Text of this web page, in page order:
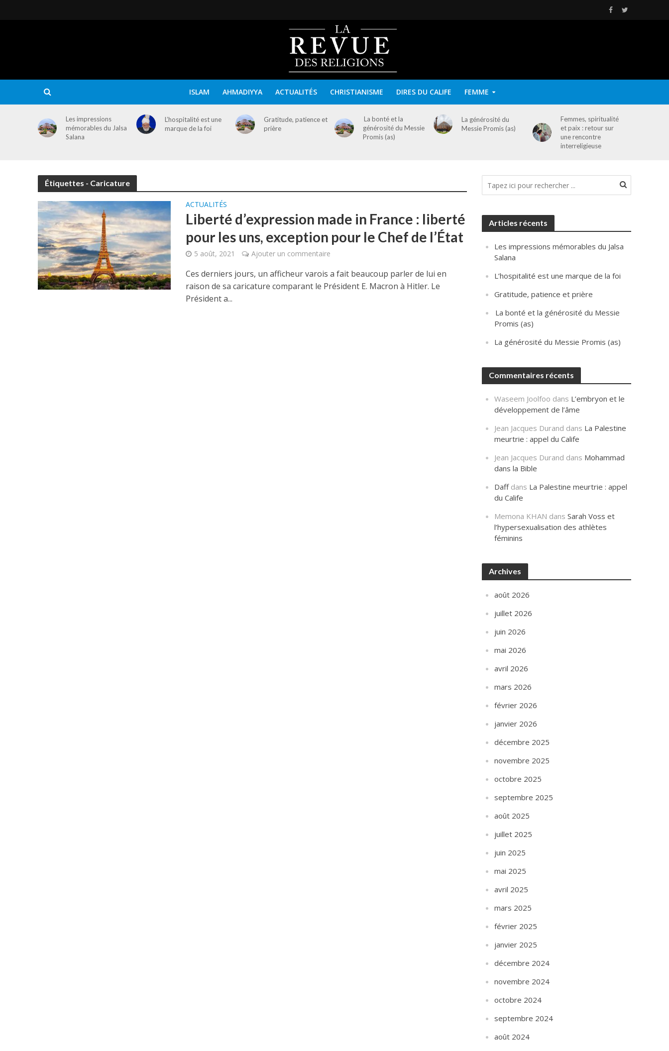
ISLAM AHMADIYYA ACTUALITÉS CHRISTIANISME DIRES DU CALIFE FEMME
Les impressions
mémorables du Jalsa
Salana
L’hospitalité est une
marque de la foi
Gratitude, patience et
prière
La bonté et la
générosité du Messie
Promis (as)
La générosité du
Messie Promis (as)
Femmes, spiritualité
et paix : retour sur
une rencontre
interreligieuse
Étiquettes - Caricature
ACTUALITÉS
Liberté d’expression made in France : liberté
pour les uns, exception pour le Chef de l’État
5 août, 2021 Ajouter un commentaire
Ces derniers jours, un afficheur varois a fait beaucoup parler de lui en
raison de sa caricature comparant le Président E. Macron à Hitler. Le
Président a...
Articles récents
Les impressions mémorables du Jalsa
Salana
L’hospitalité est une marque de la foi
Gratitude, patience et prière
La bonté et la générosité du Messie
Promis (as)
La générosité du Messie Promis (as)
Commentaires récents
Waseem Joolfoo dans L’embryon et le
développement de l’âme
Jean Jacques Durand dans La Palestine
meurtrie : appel du Calife
Jean Jacques Durand dans Mohammad
dans la Bible
Daffdans La Palestine meurtrie : appel
du Calife
Memona KHAN dansSarah Voss et
l’hypersexualisation des athlètes
féminins
Archives
août 2026
juillet 2026
juin 2026
mai 2026
avril 2026
mars 2026
février 2026
janvier 2026
décembre 2025
novembre 2025
octobre 2025
septembre 2025
août 2025
juillet 2025
juin 2025
mai 2025
avril 2025
mars 2025
février 2025
janvier 2025
décembre 2024
novembre 2024
octobre 2024
septembre 2024
août 2024